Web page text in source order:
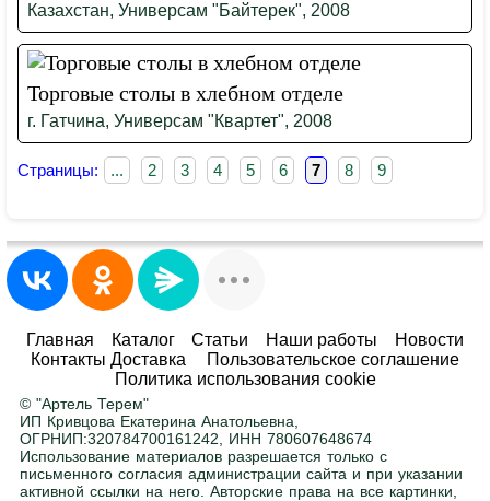
Казахстан, Универсам "Байтерек", 2008
Торговые столы в хлебном отделе
г. Гатчина, Универсам "Квартет", 2008
Страницы: ... 2 3 4 5 6 7 8 9
Главная Каталог Статьи Наши работы
Новости
Контакты Доставка
Пользовательское соглашение
Политика использования cookie
© "Артель Терем"
ИП Кривцова Екатерина Анатольевна,
ОГРНИП:320784700161242, ИНН 780607648674
Использование материалов разрешается только с
письменного согласия администрации сайта и при указании
активной ссылки на него. Авторские права на все картинки,